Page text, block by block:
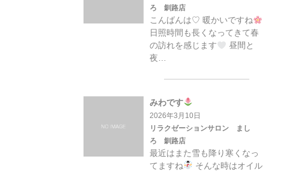
ろ 釧路店
こんばんは♡ 暖かいですね
日照時間も長くなってきて春
の訪れを感じます
昼間と
夜…
みわです
2026年3月10日
リラクゼーションサロン まし
ろ 釧路店
最近はまた雪も降り寒くなっ
てますね
そんな時はオイル